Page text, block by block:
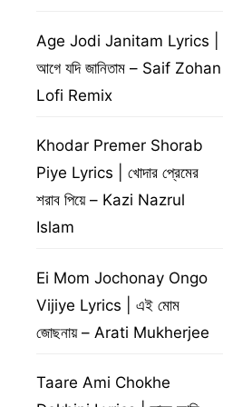
Age Jodi Janitam Lyrics |
আগে যদি জানিতাম – Saif Zohan
Lofi Remix
Khodar Premer Shorab
Piye Lyrics | খোদার প্রেমের
শরাব পিয়ে – Kazi Nazrul
Islam
Ei Mom Jochonay Ongo
Vijiye Lyrics | এই মোম
জোছনায় – Arati Mukherjee
Taare Ami Chokhe